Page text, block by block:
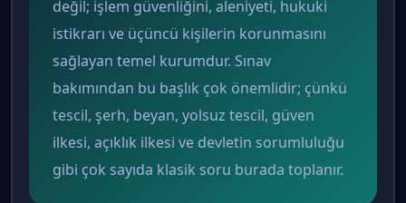
değil; işlem güvenliğini, aleniyeti, hukuki
istikrarı ve üçüncü kişilerin korunmasını
sağlayan temel kurumdur. Sınav
bakımından bu başlık çok önemlidir; çünkü
tescil, şerh, beyan, yolsuz tescil, güven
ilkesi, açıklık ilkesi ve devletin sorumluluğu
gibi çok sayıda klasik soru burada toplanır.